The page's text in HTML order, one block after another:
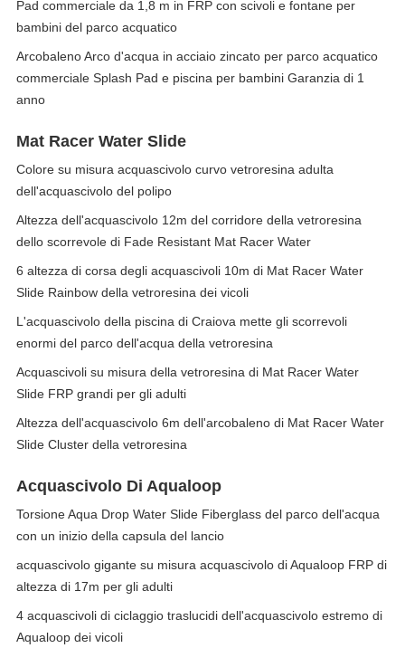
Pad commerciale da 1,8 m in FRP con scivoli e fontane per
bambini del parco acquatico
Arcobaleno Arco d'acqua in acciaio zincato per parco acquatico
commerciale Splash Pad e piscina per bambini Garanzia di 1
anno
Mat Racer Water Slide
Colore su misura acquascivolo curvo vetroresina adulta
dell'acquascivolo del polipo
Altezza dell'acquascivolo 12m del corridore della vetroresina
dello scorrevole di Fade Resistant Mat Racer Water
6 altezza di corsa degli acquascivoli 10m di Mat Racer Water
Slide Rainbow della vetroresina dei vicoli
L'acquascivolo della piscina di Craiova mette gli scorrevoli
enormi del parco dell'acqua della vetroresina
Acquascivoli su misura della vetroresina di Mat Racer Water
Slide FRP grandi per gli adulti
Altezza dell'acquascivolo 6m dell'arcobaleno di Mat Racer Water
Slide Cluster della vetroresina
Acquascivolo Di Aqualoop
Torsione Aqua Drop Water Slide Fiberglass del parco dell'acqua
con un inizio della capsula del lancio
acquascivolo gigante su misura acquascivolo di Aqualoop FRP di
altezza di 17m per gli adulti
4 acquascivoli di ciclaggio traslucidi dell'acquascivolo estremo di
Aqualoop dei vicoli